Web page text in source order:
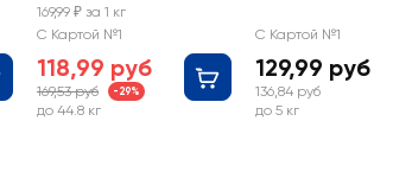
169,99 ₽ за 1 кг
С Картой №1
118,99 руб
169,53 руб -29%
до 44.8 кг
С Картой №1
129,99 руб
136,84 руб
до 5 кг